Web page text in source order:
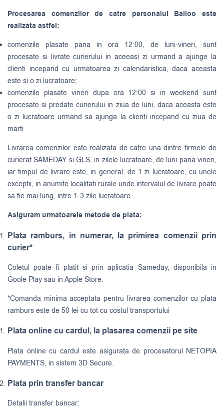
Procesarea comenzilor de catre personalul Balloo este
realizata astfel:
comenzile plasate pana in ora 12:00, de luni-vineri, sunt
procesate si livrate curierului in aceeasi zi urmand a ajunge la
clienti incepand cu urmatoarea zi calendaristica, daca aceasta
este si o zi lucratoare;
comenzile plasate vineri dupa ora 12:00 si in weekend sunt
procesate si predate curierului in ziua de luni, daca aceasta este
o zi lucratoare urmand sa ajunga la clienti incepand cu ziua de
marti.
Livrarea comenzilor este realizata de catre una dintre firmele de
curieratSAMEDAY si GLS, in zilele lucratoare, de luni pana vineri,
iar timpul de livrare este, in general, de 1 zi lucratoare, cu unele
exceptii, in anumite localitati rurale unde intervalul de livrare poate
sa fie mai lung, intre 1-3 zile lucratoare.
Asiguram urmatoarele metode de plata:
Plata ramburs, in numerar, la primirea comenzii prin
curier*
Coletul poate fi platit si prin aplicatia Sameday, disponibila in
Goole Play sau in Apple Store.
*Comanda minima acceptata pentru livrarea comenzilor cu plata
ramburs este de 50 lei cu tot cu costul transportului
Plata online cu cardul, la plasarea comenzii pe site
Plata online cu cardul este asigurata de procesatorul NETOPIA
PAYMENTS, in sistem 3D Secure.
Plata prin transfer bancar
Detalii transfer bancar: